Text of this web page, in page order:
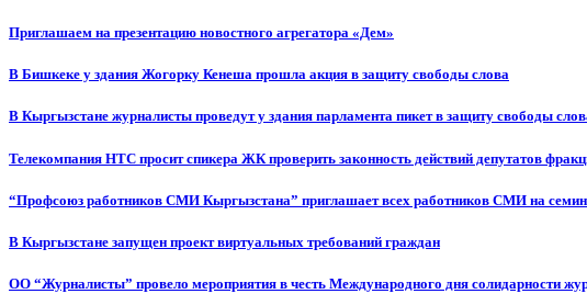
Приглашаем на презентацию новостного агрегатора «Дем»
В Бишкеке у здания Жогорку Кенеша прошла акция в защиту свободы слова
В Кыргызстане журналисты проведут у здания парламента пикет в защиту свободы
Телекомпания НТС просит спикера ЖК проверить законность действий депутатов
“Профсоюз работников СМИ Кыргызстана” приглашает всех работников СМИ на
В Кыргызстане запущен проект виртуальных требований граждан
ОО “Журналисты” провело мероприятия в честь Международного дня солидарности